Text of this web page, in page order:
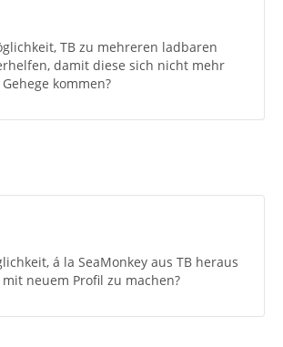
TB zu mehreren ladbaren
damit diese sich nicht mehr
kommen?
á la SeaMonkey aus TB heraus
neuem Profil zu machen?